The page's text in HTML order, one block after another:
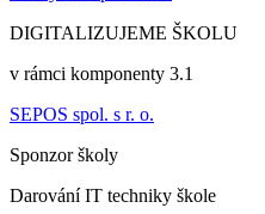
DIGITALIZUJEME ŠKOLU
v rámci komponenty 3.1
SEPOS spol. s r. o.
Sponzor školy
Darování IT techniky škole